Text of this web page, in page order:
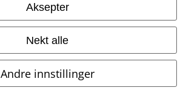
Aksepter
Nekt alle
Andre innstillinger